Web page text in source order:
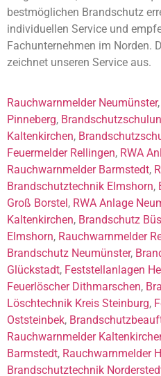
bestmöglichen Brandschutz
individuellen Service und
Fachunternehmen im Norden.
zeichnet unseren Service aus.
Rauchwarnmelder Neumünster,
Pinneberg,
Kaltenkirchen,
Feuermelder Rellingen, RWA
Rauchwarnmelder Barmstedt,
Brandschutztechnik Elmshorn,
Groß Borstel, RWA Anlage
Kaltenkirchen, Brandschutz
Elmshorn, Rauchwarnmelder
Brandschutz Neumünster,
Glückstadt, Feststellanlagen
Feuerlöscher Dithmarschen,
Löschtechnik Kreis Steinburg,
Oststeinbek,
Rauchwarnmelder
Barmstedt, Rauchwarnmelder
Brandschutztechnik